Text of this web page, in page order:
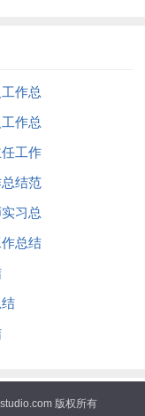
作总
作总
任工作
结范
实习总
总结
版权所有